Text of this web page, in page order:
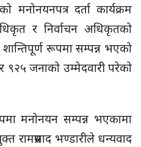
मनोनयनपत्र दर्ता कार्यक्रम
र निर्वाचन अधिकृतको
रूपमा सम्पन्न भएको
जनाको उम्मेदवारी परेको
मनोनयन सम्पन्न भएकामा
रामप्रसाद भण्डारीले धन्यवाद